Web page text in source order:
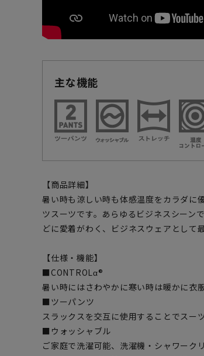
主な機能
【商品詳細】
暑い時も涼しい時も体感温度をカラダに
ツスーツです。あらゆるビジネスシーン
どに愛着がわく、ビジネスウェアとして
【仕様・機能】
■CONTROLα®
暑い時にはさわやかに寒い時は暖かに衣
■ツーパンツ
スラックスを交互に使用することでスー
■ウォッシャブル
ご家庭で洗濯可能、洗濯機・シャワーク